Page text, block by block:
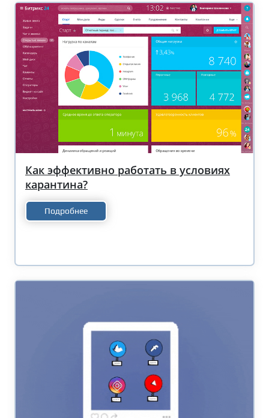
Как эффективно работать в условиях
карантина?
Подробнее